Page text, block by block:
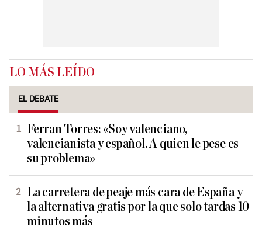
LO MÁS LEÍDO
EL DEBATE
Ferran Torres: «Soy valenciano,
valencianista y español. A quien le pese es
su problema»
La carretera de peaje más cara de España y
la alternativa gratis por la que solo tardas 10
minutos más